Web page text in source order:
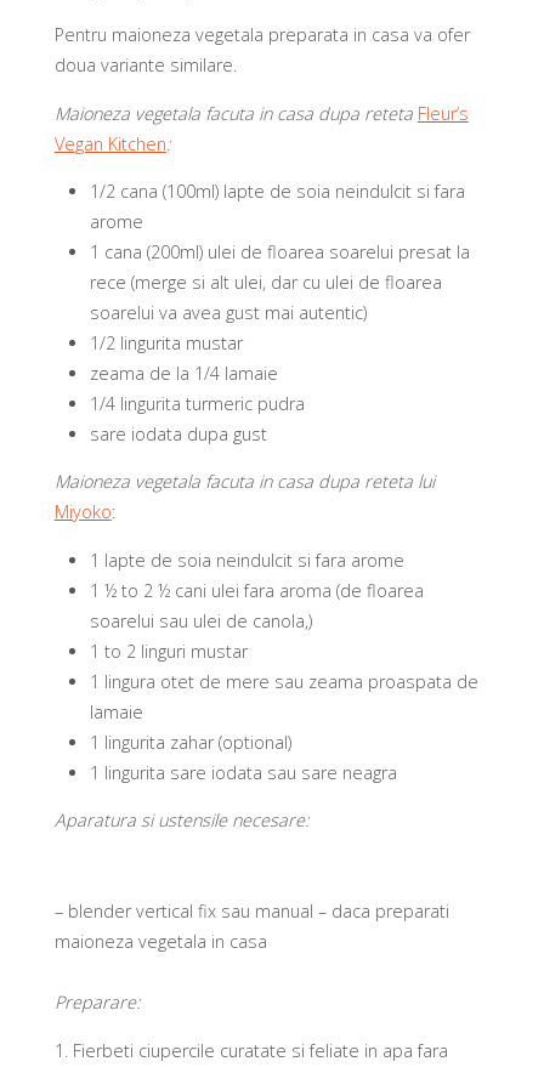
Pentru maioneza vegetala preparata in casa va ofer
doua variante similare.
Maioneza vegetala facuta in casa dupa reteta Fleur’s
Vegan Kitchen
1/2 cana (100ml) lapte de soia neindulcit si fara
arome
1 cana (200ml) ulei de floarea soarelui presat la
rece (merge si alt ulei, dar cu ulei de floarea
soarelui va avea gust mai autentic)
1/2 lingurita mustar
zeama de la 1/4 lamaie
1/4 lingurita turmeric pudra
sare iodata dupa gust
Maioneza vegetala facuta in casa dupa reteta lui
Miyoko:
1 lapte de soia neindulcit si fara arome
1 ½ to 2 ½ cani ulei fara aroma (de floarea
soarelui sau ulei de canola,)
1 to 2 linguri mustar
1 lingura otet de mere sau zeama proaspata de
lamaie
1 lingurita zahar (optional)
1 lingurita sare iodata sau sare neagra
Aparatura si ustensile necesare:
– blender vertical fix sau manual – daca preparati
maioneza vegetala in casa
Preparare:
1. Fierbeti ciupercile curatate si feliate in apa fara